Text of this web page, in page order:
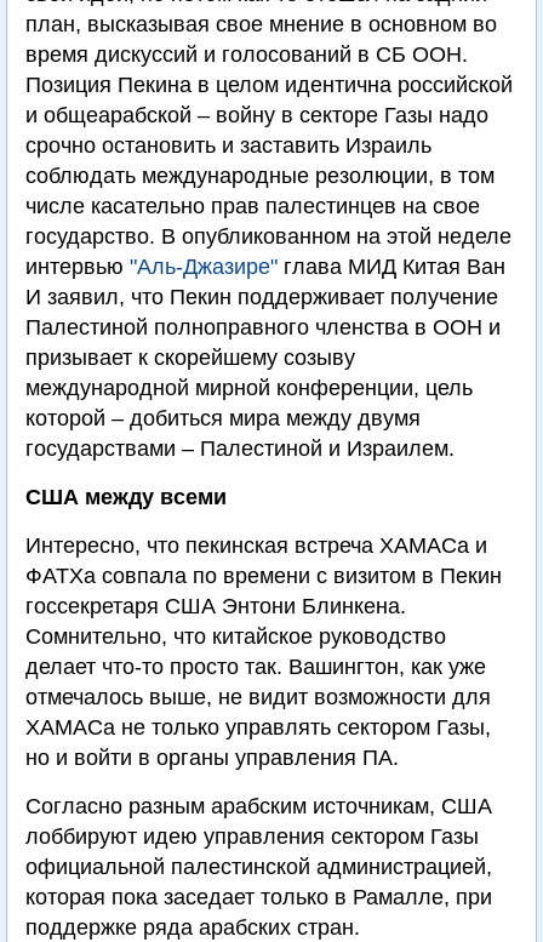
план, высказывая свое мнение в основном во
время дискуссий и голосований в СБ ООН.
Позиция Пекина в целом идентична российской
и общеарабской – войну в секторе Газы надо
срочно остановить и заставить Израиль
соблюдать международные резолюции, в том
числе касательно прав палестинцев на свое
государство. В опубликованном на этой неделе
интервью "Аль-Джазире" глава МИД Китая Ван
И заявил, что Пекин поддерживает получение
Палестиной полноправного членства в ООН и
призывает к скорейшему созыву
международной мирной конференции, цель
которой – добиться мира между двумя
государствами – Палестиной и Израилем.
США между всеми
Интересно, что пекинская встреча ХАМАСа и
ФАТХа совпала по времени с визитом в Пекин
госсекретаря США Энтони Блинкена.
Сомнительно, что китайское руководство
делает что-то просто так. Вашингтон, как уже
отмечалось выше, не видит возможности для
ХАМАСа не только управлять сектором Газы,
но и войти в органы управления ПА.
Согласно разным арабским источникам, США
лоббируют идею управления сектором Газы
официальной палестинской администрацией,
которая пока заседает только в Рамалле, при
поддержке ряда арабских стран.